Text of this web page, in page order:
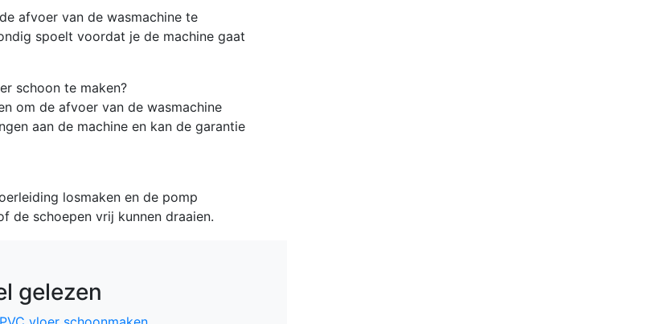
afvoer van de wasmachine te
spoelt voordat je de machine gaat
schoon te maken?
om de afvoer van de wasmachine
aan de machine en kan de garantie
losmaken en de pomp
de schoepen vrij kunnen draaien.
gelezen